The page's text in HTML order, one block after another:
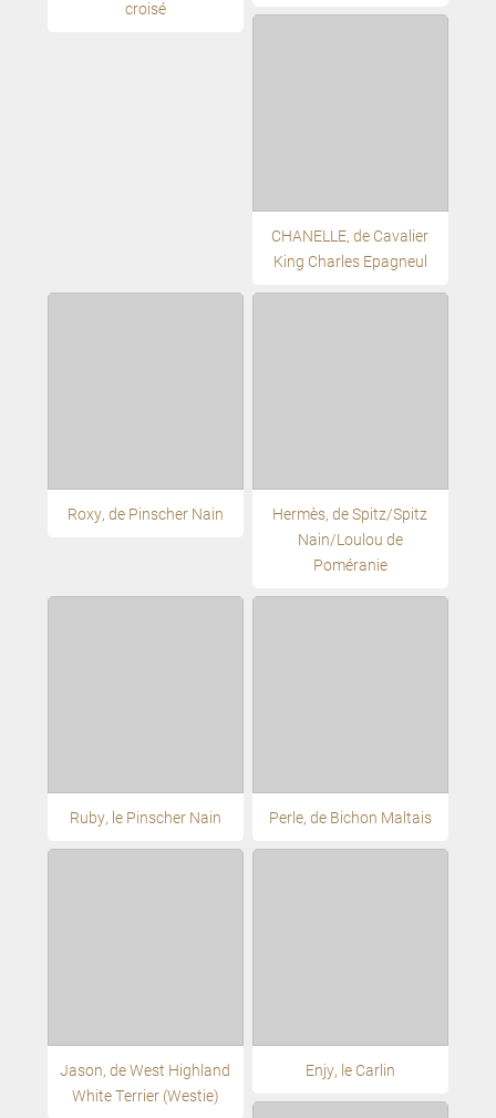
croisé
CHANELLE, de Cavalier
King Charles Epagneul
Roxy, de Pinscher Nain
Hermès, de Spitz/Spitz
Nain/Loulou de
Poméranie
Ruby, le Pinscher Nain Perle, de Bichon Maltais
Jason, de West Highland
White Terrier (Westie)
Enjy, le Carlin